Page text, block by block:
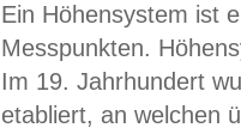
Ein Höhensystem ist
Messpunkten.
Im 19. Jahrhundert
etabliert, an welchen